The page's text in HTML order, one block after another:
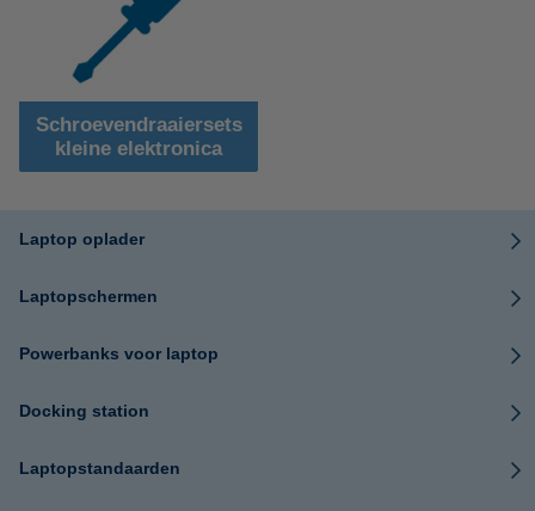
Schroevendraaiersets
kleine elektronica
Laptop oplader
Laptopschermen
Powerbanks voor laptop
Docking station
Laptopstandaarden